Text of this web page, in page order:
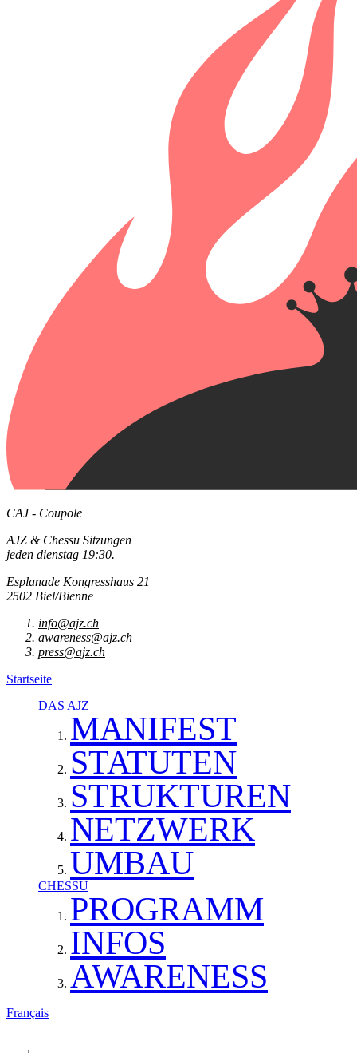
CAJ - Coupole
AJZ & Chessu Sitzungen
jeden dienstag 19:30.
Esplanade Kongresshaus 21
2502 Biel/Bienne
info@ajz.ch
awareness@ajz.ch
press@ajz.ch
Startseite
DAS AJZ
MANIFEST
STATUTEN
STRUKTUREN
NETZWERK
UMBAU
CHESSU
PROGRAMM
INFOS
AWARENESS
Français